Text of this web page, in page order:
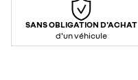
SANS OBLIGATION D'ACHAT
d'un véhicule